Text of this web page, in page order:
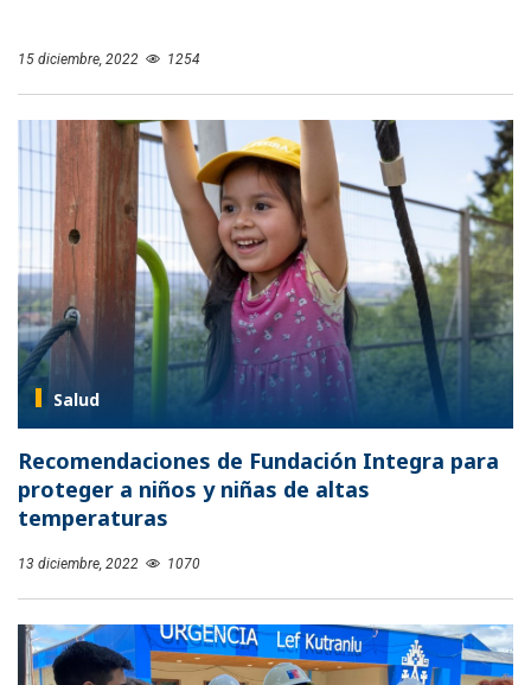
15 diciembre, 2022 1254
Salud
Recomendaciones de Fundación Integra para
proteger a niños y niñas de altas
temperaturas
13 diciembre, 2022 1070